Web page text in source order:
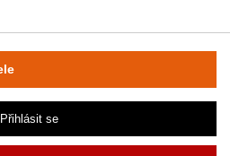
Přihlásit se